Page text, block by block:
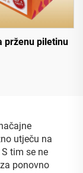
prženu piletinu
utječu na
tim se ne
ponovno